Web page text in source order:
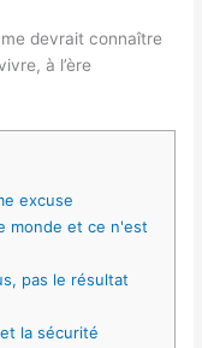
devrait connaître
à l’ère
excuse
monde et ce n'est
pas le résultat
la sécurité